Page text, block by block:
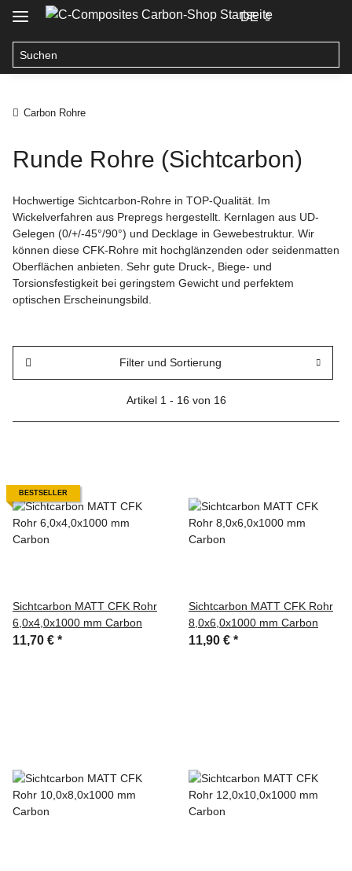
DE
Carbon Rohre
Runde Rohre (Sichtcarbon)
Hochwertige Sichtcarbon-Rohre in TOP-Qualität. Im
Wickelverfahren aus Prepregs hergestellt. Kernlagen aus UD-
Gelegen (0/+/-45°/90°) und Decklage in Gewebestruktur. Wir
können diese CFK-Rohre mit hochglänzenden oder seidenmatten
Oberflächen anbieten. Sehr gute Druck-, Biege- und
Torsionsfestigkeit bei geringstem Gewicht und perfektem
optischen Erscheinungsbild.
Filter und Sortierung
Artikel 1 - 16 von 16
BESTSELLER
Sichtcarbon MATT CFK Rohr
6,0x4,0x1000 mm Carbon
11,70 € *
Sichtcarbon MATT CFK Rohr
8,0x6,0x1000 mm Carbon
11,90 € *